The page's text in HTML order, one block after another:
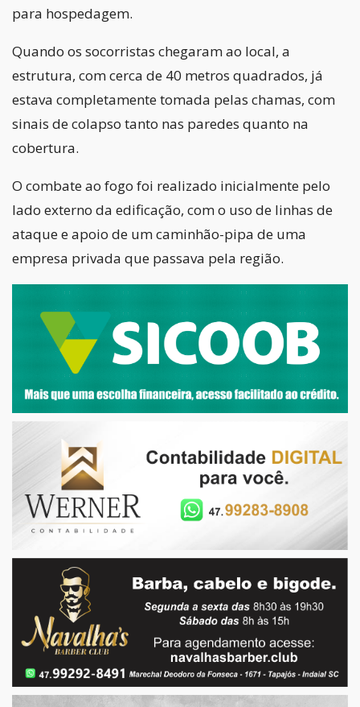
para hospedagem.
Quando os socorristas chegaram ao local, a
estrutura, com cerca de 40 metros quadrados, já
estava completamente tomada pelas chamas, com
sinais de colapso tanto nas paredes quanto na
cobertura.
O combate ao fogo foi realizado inicialmente pelo
lado externo da edificação, com o uso de linhas de
ataque e apoio de um caminhão-pipa de uma
empresa privada que passava pela região.